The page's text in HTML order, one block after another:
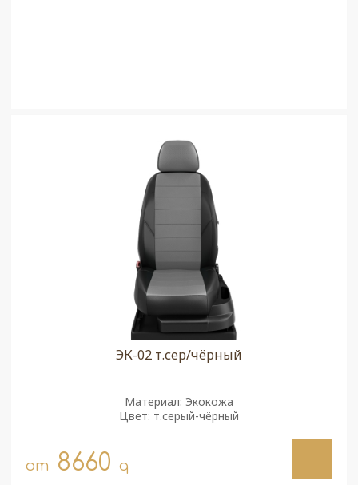
ЭК-02 т.сер/чёрный
Материал: Экокожа
Цвет: т.серый-чёрный
от 8660 q